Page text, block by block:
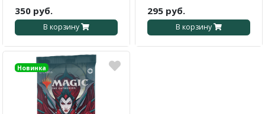
350 руб.
В корзину
295 руб.
В корзину
Новинка